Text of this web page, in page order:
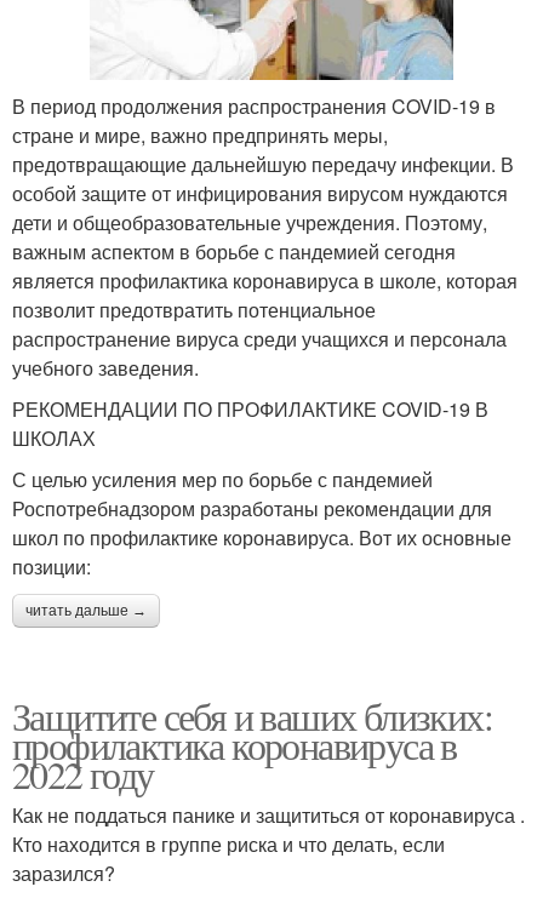
В период продолжения распространения COVID-19 в
стране и мире, важно предпринять меры,
предотвращающие дальнейшую передачу инфекции. В
особой защите от инфицирования вирусом нуждаются
дети и общеобразовательные учреждения. Поэтому,
важным аспектом в борьбе с пандемией сегодня
является профилактика коронавируса в школе, которая
позволит предотвратить потенциальное
распространение вируса среди учащихся и персонала
учебного заведения.
РЕКОМЕНДАЦИИ ПО ПРОФИЛАКТИКЕ COVID-19 В
ШКОЛАХ
С целью усиления мер по борьбе с пандемией
Роспотребнадзором разработаны рекомендации для
школ по профилактике коронавируса. Вот их основные
позиции:
читать дальше →
Защитите себя и ваших близких:
профилактика коронавируса в
2022 году
Как не поддаться панике и защититься от коронавируса .
Кто находится в группе риска и что делать, если
заразился?